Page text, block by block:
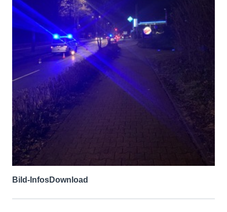
Bild-InfosDownload